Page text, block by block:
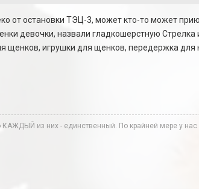
от остановки ТЭЦ-3, может кто-то может
девочки, назвали гладкошерстную
щенков, игрушки для щенков, передержка
из них - единственный. По крайней мере у нас